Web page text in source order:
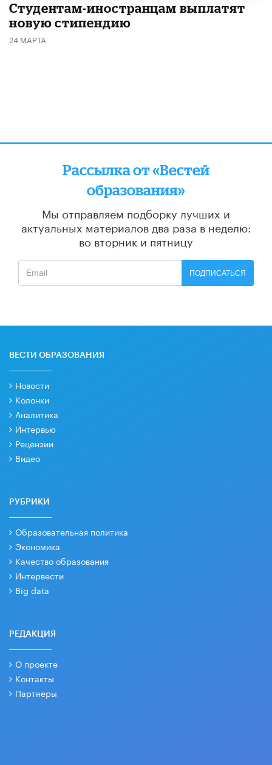
Студентам-иностранцам выплатят
новую стипендию
24 МАРТА
Рассылка от «Вестей
образования»
Мы отправляем подборку лучших и
актуальных материалов два раза в неделю:
во вторник и пятницу
ПОДПИСАТЬСЯ
ВЕСТИ ОБРАЗОВАНИЯ
Новости
Колонки
Аналитика
Интервью
Рецензии
Видео
РУБРИКИ
Образовательная политика
Экономика
Качество образования
Интервести
Big data
РЕДАКЦИЯ
О проекте
Контакты
Партнеры